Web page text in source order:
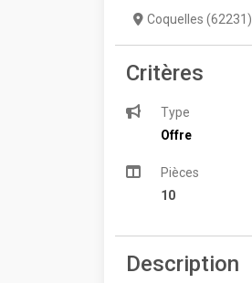
Coquelles (62231)
Critères
Type
Offre
Pièces
10
Description